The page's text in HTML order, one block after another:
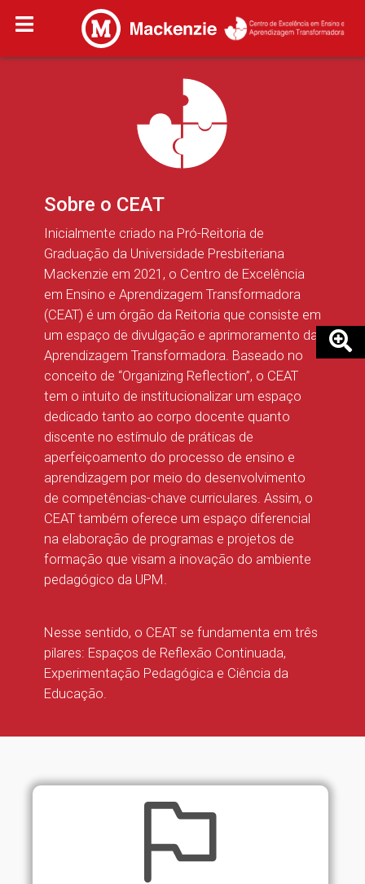
Sobre o CEAT
Inicialmente criado na Pró-Reitoria de
Graduação da Universidade Presbiteriana
Mackenzie em 2021, o Centro de Excelência
em Ensino e Aprendizagem Transformadora
(CEAT) é um órgão da Reitoria que consiste em
um espaço de divulgação e aprimoramento da
Aprendizagem Transformadora. Baseado no
conceito de “Organizing Reflection”, o CEAT
tem o intuito de institucionalizar um espaço
dedicado tanto ao corpo docente quanto
discente no estímulo de práticas de
aperfeiçoamento do processo de ensino e
aprendizagem por meio do desenvolvimento
de competências-chave curriculares. Assim, o
CEAT também oferece um espaço diferencial
na elaboração de programas e projetos de
formação que visam a inovação do ambiente
pedagógico da UPM.
Nesse sentido, o CEAT se fundamenta em três
pilares: Espaços de Reflexão Continuada,
Experimentação Pedagógica e Ciência da
Educação.